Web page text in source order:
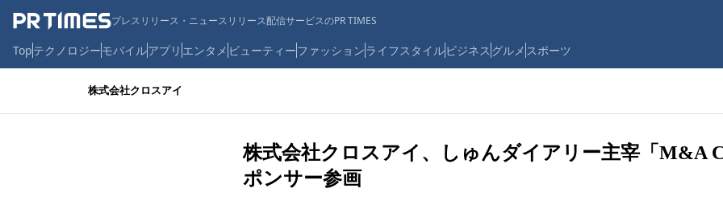
プレスリリース・ニュースリリース配信サービスのPR TIMES
Topテクノロジーモバイルアプリ エンタメ ビューティーファッションライフスタイルビジネス グルメ スポーツ
株式会社クロスアイ
株式会社クロスアイ、しゅんダイアリー主宰「M&A
ポンサー参画